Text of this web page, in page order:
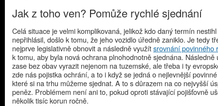
Jak z toho ven? Pomůže rychlé sjednání
Celá situace je velmi komplikovaná, jelikož kdo daný termín
nepřihlásil, došlo k tomu, že jeho vozidlo úředně zaniklo. Je tedy
nejprve legislativně obnovit a následně využítsrovnání povinného
k tomu, aby byla nová ochrana plnohodnotně sjednána. Následně
zase bez obav vyrazit nejenom na tuzemské, ale třeba i ty
zde nás pojistka ochrání, a to i když se jedná o nejlevnější
které si na trhu můžeme sjednat. A to s důrazem na co nejvyšší
peněz. Problémem není ani to, pokud oproti stávající pojišťovně
několik tisíc korun ročně.